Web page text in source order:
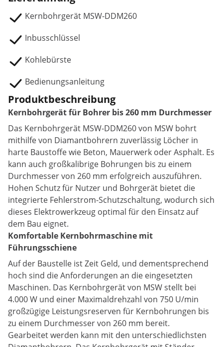
Kernbohrgerät MSW-DDM260
Inbusschlüssel
Kohlebürste
Bedienungsanleitung
Produktbeschreibung
Kernbohrgerät für Bohrer bis 260 mm Durchmesser
Das Kernbohrgerät MSW-DDM260 von MSW bohrt
mithilfe von Diamantbohrern zuverlässig Löcher in
harte Baustoffe wie Beton, Mauerwerk oder Asphalt. Es
kann auch großkalibrige Bohrungen bis zu einem
Durchmesser von 260 mm erfolgreich auszuführen.
Hohen Schutz für Nutzer und Bohrgerät bietet die
integrierte Fehlerstrom-Schutzschaltung, wodurch sich
dieses Elektrowerkzeug optimal für den Einsatz auf
dem Bau eignet.
Komfortable Kernbohrmaschine mit
Führungsschiene
Auf der Baustelle ist Zeit Geld, und dementsprechend
hoch sind die Anforderungen an die eingesetzten
Maschinen. Das Kernbohrgerät von MSW stellt bei
4.000 W und einer Maximaldrehzahl von 750 U/min
großzügige Leistungsreserven für Kernbohrungen bis
zu einem Durchmesser von 260 mm bereit.
Gearbeitet werden kann mit den unterschiedlichsten